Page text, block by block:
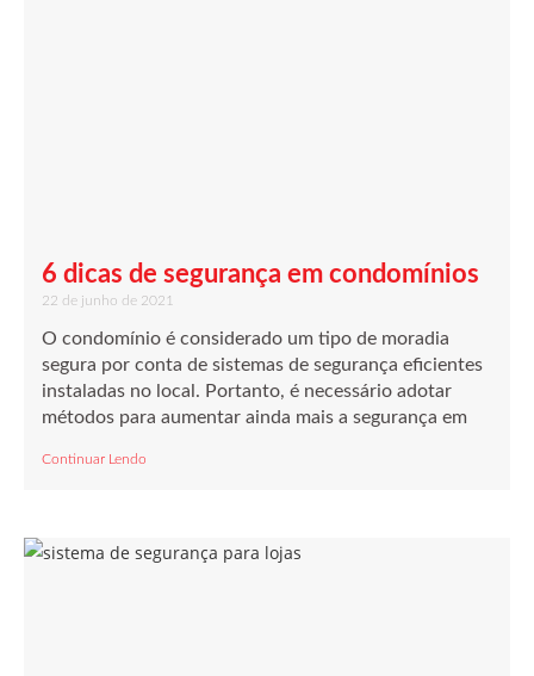
6 dicas de segurança em condomínios
22 de junho de 2021
O condomínio é considerado um tipo de moradia
segura por conta de sistemas de segurança eficientes
instaladas no local. Portanto, é necessário adotar
métodos para aumentar ainda mais a segurança em
Continuar Lendo